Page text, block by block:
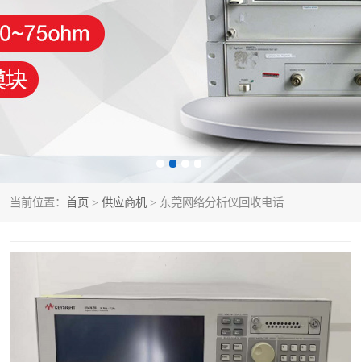
当前位置： 首页 > 供应商机 > 东莞网络分析仪回收电话
过程校验仪 电桥测试仪
泰克示波器 电池测试仪
函数信号发生器
校准件
阻抗分析仪